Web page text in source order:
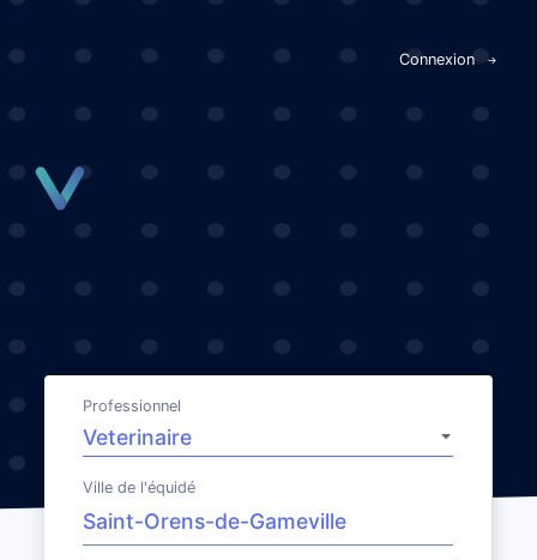
Connexion
Professionnel
Ville de l'équidé